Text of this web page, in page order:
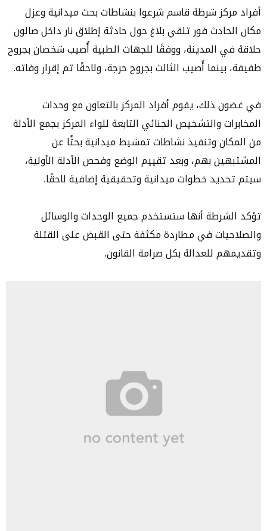
أفراد مركز شرطة قاسم شرعوا بنشاطات بحث ميدانية وعزل
مكان الحادث فور تلقي بلاغ حول حادثة إطلاق نار داخل صالون
حلاقة في المدينة، ووفقًا للجهات الطبية أُصيب شخصان بجروح
طفيفة، بينما أُصيب الثالث بجروح حرجة، ولاحقًا تم إقرار وفاته.
في غضون ذلك، يقوم أفراد المركز بالتعاون مع وحدات
المخابرات والتشخيص الجنائي التابعة للواء المركز بجمع الأدلة
من المكان وتنفيذ نشاطات تمشيط ميدانية بحثًا عن
المشتبهين بهم، وبعد تقييم الوضع وفحص الأدلة الأولية،
سيتم تحديد خطوات ميدانية وتحقيقية إضافية لاحقًا.
تؤكد الشرطة أنها ستستخدم جميع الوحدات والوسائل
والصلاحيات في مطاردة مكثفة حتى القبض على القتلة
وتقديمهم للعدالة بكل صرامة القانون.